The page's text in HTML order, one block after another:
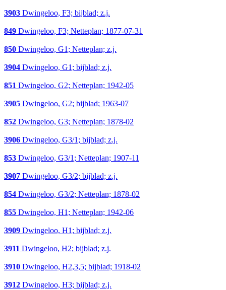
3903 Dwingeloo, F3; bijblad; z.j.
849 Dwingeloo, F3; Netteplan; 1877-07-31
850 Dwingeloo, G1; Netteplan; z.j.
3904 Dwingeloo, G1; bijblad; z.j.
851 Dwingeloo, G2; Netteplan; 1942-05
3905 Dwingeloo, G2; bijblad; 1963-07
852 Dwingeloo, G3; Netteplan; 1878-02
3906 Dwingeloo, G3/1; bijblad; z.j.
853 Dwingeloo, G3/1; Netteplan; 1907-11
3907 Dwingeloo, G3/2; bijblad; z.j.
854 Dwingeloo, G3/2; Netteplan; 1878-02
855 Dwingeloo, H1; Netteplan; 1942-06
3909 Dwingeloo, H1; bijblad; z.j.
3911 Dwingeloo, H2; bijblad; z.j.
3910 Dwingeloo, H2,3,5; bijblad; 1918-02
3912 Dwingeloo, H3; bijblad; z.j.